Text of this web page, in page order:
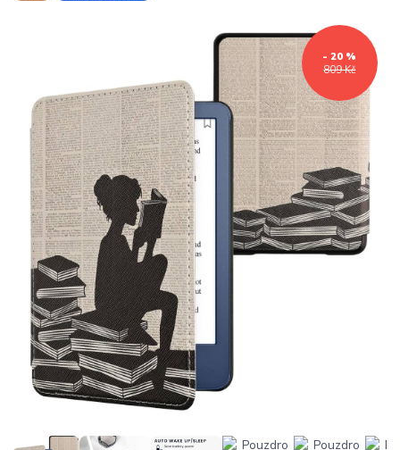
809 Kč
- 20 %